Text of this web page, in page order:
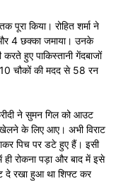
पूरा किया। रोहित शर्मा ने
4 छक्का जमाया। उनके
हुए पाकिस्तानी गेंदबाजों
10 चौकों की मदद से 58 रन
ने सुमन गिल को आउट
के लिए आए। अभी विराट
पिच पर डटे हुए हैं। इसी
रोकना पड़ा और बाद में इसे
दे रखा हुआ था शिफ्ट कर